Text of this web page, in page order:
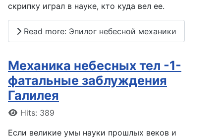
скрипку играл в науке, кто куда вел ее.
Read more: Эпилог небесной механики
Механика небесных тел -1-
фатальные заблуждения
Галилея
DetailsHits: 389
Если великие умы науки прошлых веков и